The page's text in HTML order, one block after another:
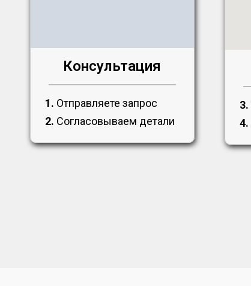
Консультация
1. Отправляете запрос
2. Согласовываем детали
3.
4.